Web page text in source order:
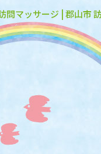
問マッサージ | 郡山市